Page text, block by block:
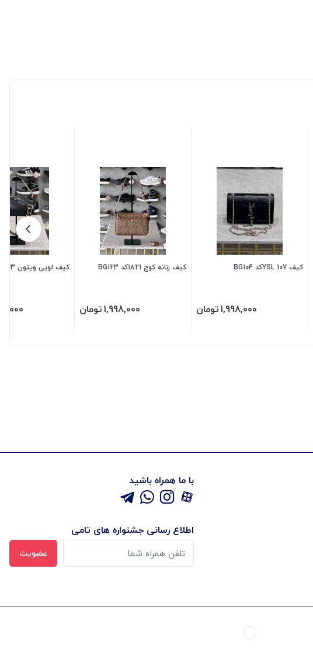
کیف YSL 107کد BG104
1,998,000تومان
کیف زنانه کوچ 1821کد BG123
1,998,000تومان
کیف لویی ویتون 43 کد BG101
با ما همراه باشید
اطلاع رسانی جشنواره های تامی
عضویت